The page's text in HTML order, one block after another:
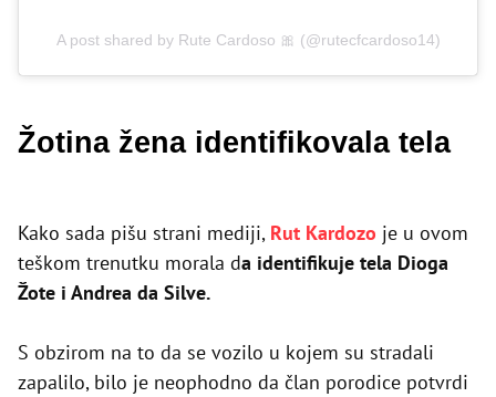
A post shared by Rute Cardoso 🎀 (@rutecfcardoso14)
Žotina žena identifikovala tela
Kako sada pišu strani mediji, Rut Kardozo je u ovom
teškom trenutku morala da identifikuje tela Dioga
Žote i Andrea da Silve.
S obzirom na to da se vozilo u kojem su stradali
zapalilo, bilo je neophodno da član porodice potvrdi